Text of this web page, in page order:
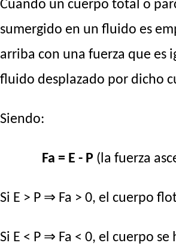
Cuando un cuerpo total o
sumergido en un fluido es
arriba con una fuerza que es
fluido desplazado por dicho
Siendo:
Fa = E - P(la fuerza
Si E > P ⇒ Fa > 0, el cuerpo
Si E < P ⇒ Fa < 0, el cuerpo se